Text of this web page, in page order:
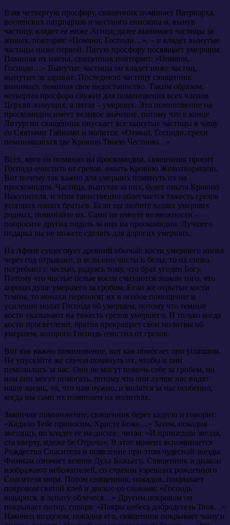
Взяв четвертую просфору, священник поминает Патриарха,
вселенских патриархов и местного епископа и, вынув
частицу, кладет ее ниже Агнца; далее вынимает частицы за
живых, повторяя: «Помяни, Господи…», – и кладет вынутые
частицы ниже первой. Пятую просфору посвящает умершим.
Поминая их имена, священник повторяет: «Помяни,
Господи…» Вынутые частицы он кладет ниже частиц,
вынутых за здравие. Последнюю частицу священник
вынимает, поминая свое недостоинство. Таким образом,
четвертая просфора служит для поминовения всех членов
Церкви живущих, а пятая – умерших. Это поминовение на
проскомидии имеет великое значение, потому что в конце
Литургии священник опускает все вынутые частицы в чашу
со Святыми Тайнами и молится: «Отмый, Господи, грехи
поминавшихся зде Кровию Твоею Честною…»
Всех, кого он поминал на проскомидии, священник просит
Господа очистить от грехов, омыть Кровию Животворящею.
Вот почему так важно для умерших помянуть их на
проскомидии. Частица, вынутая за них, будет омыта Кровию
Искупителя, и этим таинственно облегчается тяжесть грехов
усопших наших братьев. Если вы любите ваших умерших
родных, поминайте их. Сами не имеете возможности –
попросите других подать за них на проскомидии. Лучшего
подарка вы не можете сделать для дорогих умерших.
На Афоне существует древний обычай: кости умершего инока
через год отрывают, и если они чисты и белы, то их снова
погребают с честью, радуясь тому, что брат угоден Богу.
Потому что чистые белые кости считаются знаком того, что
хорошо душе умершего за гробом. Если же отрытые кости
темны, то монахи переносят их в особое помещение и
усиленно молят Господа об умершем, потому что темные
кости указывают на тяжесть грехов умершего. И только когда
кости просветлеют, братия прекращает свои молитвы об
умершем, которого Господь очистил от грехов.
Вот как важно поминовение, вот как помогает оно усопшим.
Не упускайте же случая помянуть их, чтобы и они
помолились за вас. Они не могут помочь себе за гробом, но
нам они могут помогать, потому что они лучше нас видят
нашу жизнь, то, что нам нужно, и молятся за нас особенно,
когда мы сами их поминаем на молитвах.
Закончив поминовение, священник берет кадило и говорит:
«Кадило Тебе приносим, Христе Боже…» Затем, покадив
звездицу, он кладет ее на дискос, читая: «И пришедши звезда,
ста вверху, идеже бе Отроча». В этот момент вспоминается
Рождество Спасителя и появление при этом чудесной звезды.
Фимиам означает веяние Духа Божьего. Священник и диакон
изображают небожителей, со страхом узревших рожденного
Спасителя мира. Потом священник, покадив, покрывает
покровом святой хлеб и дискос со словами: «Господь
воцарися, в лепоту облечеся…» Другим покровом он
покрывает потир, говоря: «Покры небеса добродетель Твоя…»
Наконец воздухом, покадив его, священник покрывает чашу и